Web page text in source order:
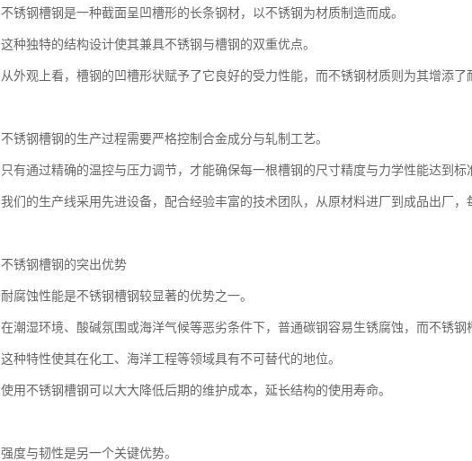
不锈钢槽钢是一种截面呈凹槽形的长条钢材，以不锈钢为材质制造而成。
这种独特的结构设计使其兼具不锈钢与槽钢的双重优点。
从外观上看，槽钢的凹槽形状赋予了它良好的受力性能，而不锈钢材质则为其增添
不锈钢槽钢的生产过程需要严格控制合金成分与轧制工艺。
只有通过精确的温控与压力调节，才能确保每一根槽钢的尺寸精度与力学性能达到标
我们的生产线采用先进设备，配合经验丰富的技术团队，从原材料进厂到成品出厂
不锈钢槽钢的突出优势
耐腐蚀性能是不锈钢槽钢较显著的优势之一。
在潮湿环境、酸碱氛围或海洋气候等恶劣条件下，普通碳钢容易生锈腐蚀，而不锈
这种特性使其在化工、海洋工程等领域具有不可替代的地位。
使用不锈钢槽钢可以大大降低后期的维护成本，延长结构的使用寿命。
强度与韧性是另一个关键优势。